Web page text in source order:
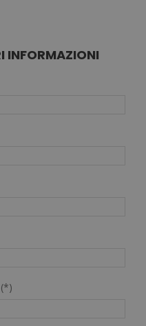
INFORMAZIONI